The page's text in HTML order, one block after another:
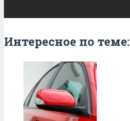
Интересное по теме: